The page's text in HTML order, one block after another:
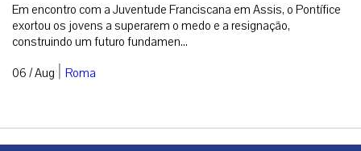
Em encontro com a Juventude Franciscana em Assis, o Pontífice
exortou os jovens a superarem o medo e a resignação,
construindo um futuro fundamen...
06 / Aug | Roma